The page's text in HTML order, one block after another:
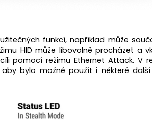
funkcí, například může
HID může libovolně procházet a
pomocí režimu Ethernet Attack. V
bylo možné použít i některé